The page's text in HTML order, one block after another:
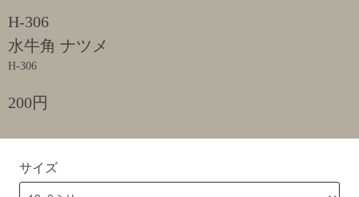
H-306
水牛角 ナツメ
H-306
200円
サイズ